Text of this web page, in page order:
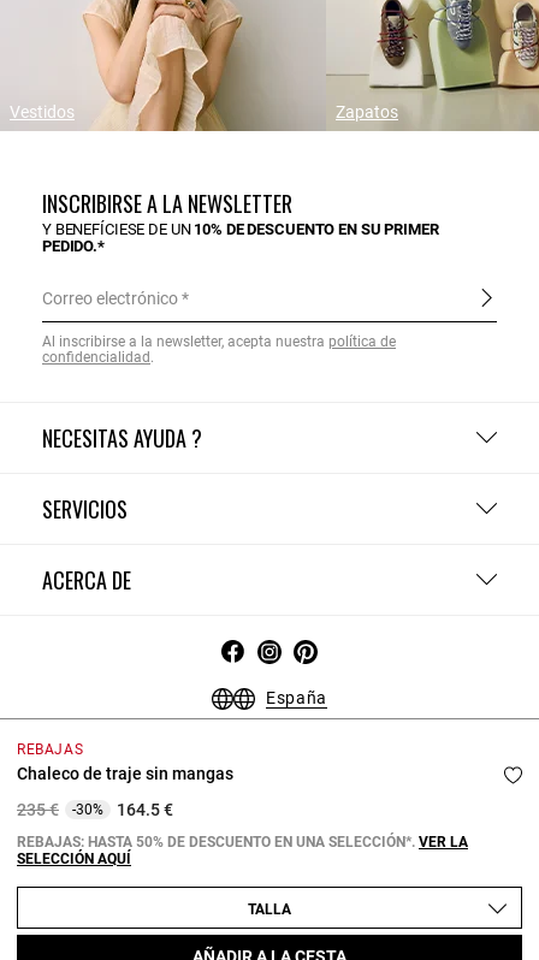
REBAJAS
Chaleco de traje sin mangas
Price reduced from
235 €to-30% 164.5 €
REBAJAS: HASTA 50% DE DESCUENTO EN UNA SELECCIÓN*. VER LA
SELECCIÓN AQUÍ
TALLA
AÑADIR A LA CESTA
Vestidos Zapatos
NECESITAS AYUDA ?
SERVICIOS
ACERCA DE
INSCRIBIRSE A LA NEWSLETTER
Y BENEFÍCIESE DE UN 10% DE DESCUENTO EN SU PRIMER
PEDIDO.*
Correo electrónico
Al inscribirse a la newsletter, acepta nuestra política de
confidencialidad .
España
Condiciones Generales - Guía de compras
Política de Confidencialidad
Configurar las cookies
Copyright © 2026 Claudie Pierlot. Todos los derechos reservados.